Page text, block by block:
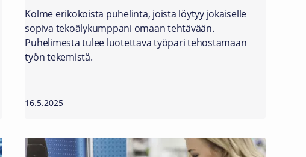
Kolme erikokoista puhelinta, joista löytyy jokaiselle
sopiva tekoälykumppani omaan tehtävään.
Puhelimesta tulee luotettava työpari tehostamaan
työn tekemistä.
16.5.2025